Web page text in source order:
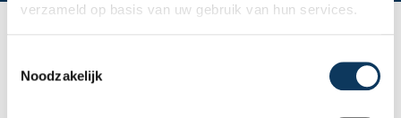
verzameld op basis van uw gebruik van hun services.
Noodzakelijk
Onze klanten waarderen vooral onze helderheid,